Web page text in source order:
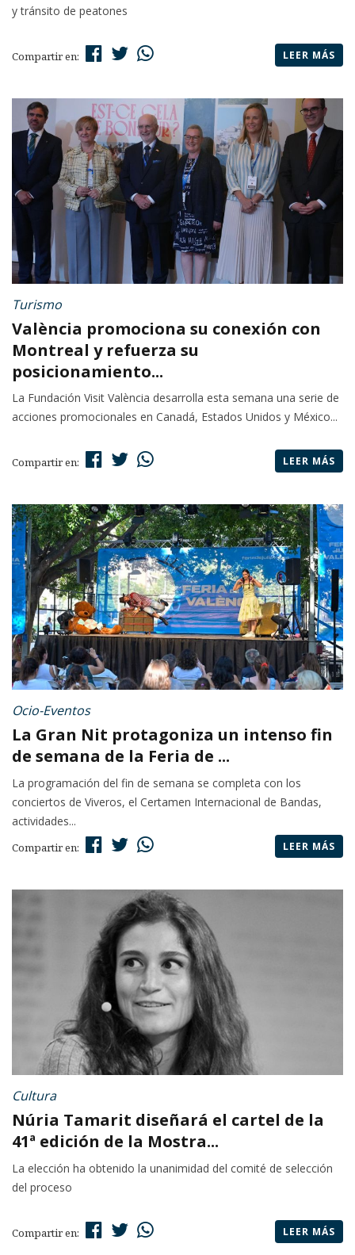
y tránsito de peatones
Compartir en: LEER MÁS
Turismo
València promociona su conexión con
Montreal y refuerza su
posicionamiento...
La Fundación Visit València desarrolla esta semana una serie de
acciones promocionales en Canadá, Estados Unidos y México...
Compartir en: LEER MÁS
Ocio-Eventos
La Gran Nit protagoniza un intenso fin
de semana de la Feria de ...
La programación del fin de semana se completa con los
conciertos de Viveros, el Certamen Internacional de Bandas,
actividades...
Compartir en: LEER MÁS
Cultura
Núria Tamarit diseñará el cartel de la
41ª edición de la Mostra...
La elección ha obtenido la unanimidad del comité de selección
del proceso
Compartir en: LEER MÁS